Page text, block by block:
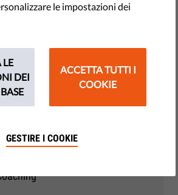
le impostazioni dei
LE
DEI
ACCETTA TUTTI I
COOKIE
GESTIRE I COOKIE